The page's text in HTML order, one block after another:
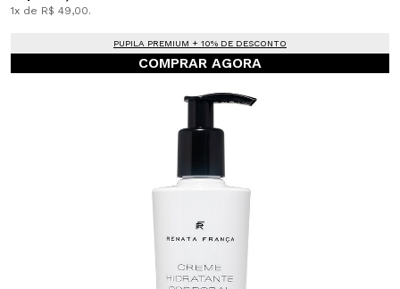
1x de R$ 49,00.
PUPILA PREMIUM + 10% DE DESCONTO
COMPRAR AGORA